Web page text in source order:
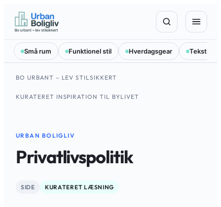
Spring
indhold
Små rum Funktionel stil Hverdagsgear
BO URBANT – LEV STILSIKKERT
KURATERET INSPIRATION TIL BYLIVET
URBAN BOLIGLIV
Privatlivspolitik
SIDE KURATERET LÆSNING